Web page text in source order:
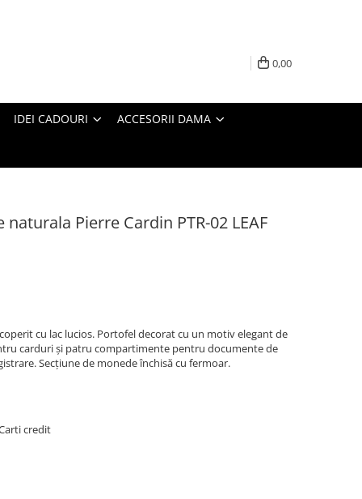
0,00
IDEI CADOURI ACCESORII DAMA
Pierre Cardin PTR-02 LEAF
cu lac lucios. Portofel decorat cu un motiv elegant de
carduri și patru compartimente pentru documente de
Secțiune de monede închisă cu fermoar.
credit